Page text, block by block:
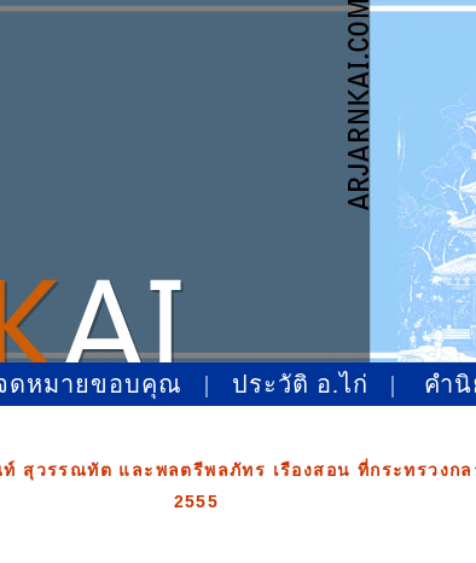
ดหมายขอบคุณ | ประวัติ อ.ไก่ | คำ
สุวรรณทัต และพลตรีพลภัทร เรืองสอน ที่กระทรวงก
2555